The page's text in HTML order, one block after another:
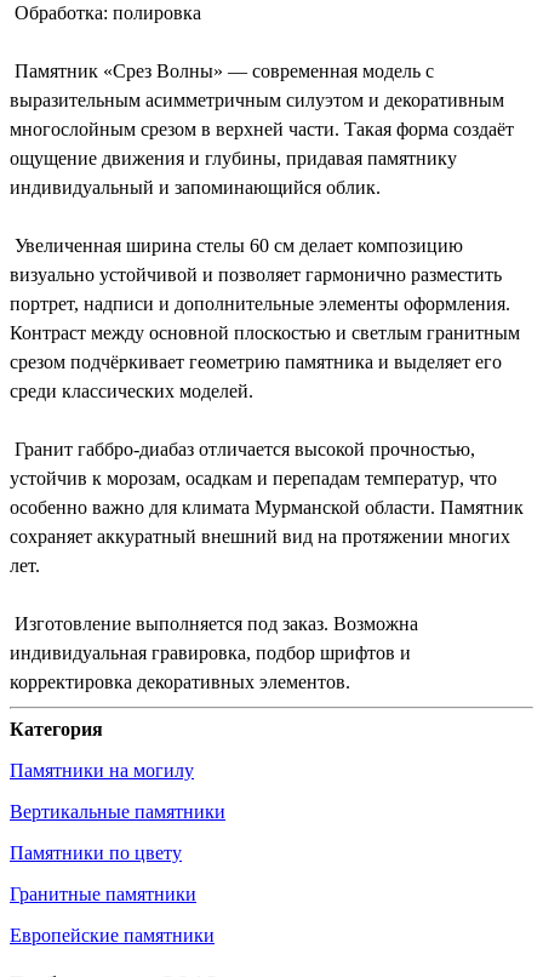
Обработка: полировка
Памятник «Срез Волны» — современная модель с
выразительным асимметричным силуэтом и декоративным
многослойным срезом в верхней части. Такая форма создаёт
ощущение движения и глубины, придавая памятнику
индивидуальный и запоминающийся облик.
Увеличенная ширина стелы 60 см делает композицию
визуально устойчивой и позволяет гармонично разместить
портрет, надписи и дополнительные элементы оформления.
Контраст между основной плоскостью и светлым гранитным
срезом подчёркивает геометрию памятника и выделяет его
среди классических моделей.
Гранит габбро-диабаз отличается высокой прочностью,
устойчив к морозам, осадкам и перепадам температур, что
особенно важно для климата Мурманской области. Памятник
сохраняет аккуратный внешний вид на протяжении многих
лет.
Изготовление выполняется под заказ. Возможна
индивидуальная гравировка, подбор шрифтов и
корректировка декоративных элементов.
Категория
Памятники на могилу
Вертикальные памятники
Памятники по цвету
Гранитные памятники
Европейские памятники